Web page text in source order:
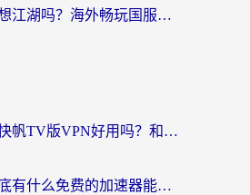
国外可以打幻想江湖吗？海外畅玩国服游戏的终极指南
海外党必看：快帆TV版VPN好用吗？和Easyback VPN对比哪个回国效果更好？附2026真实测评
人在海外，到底有什么免费的加速器能让我安心追剧打游戏？